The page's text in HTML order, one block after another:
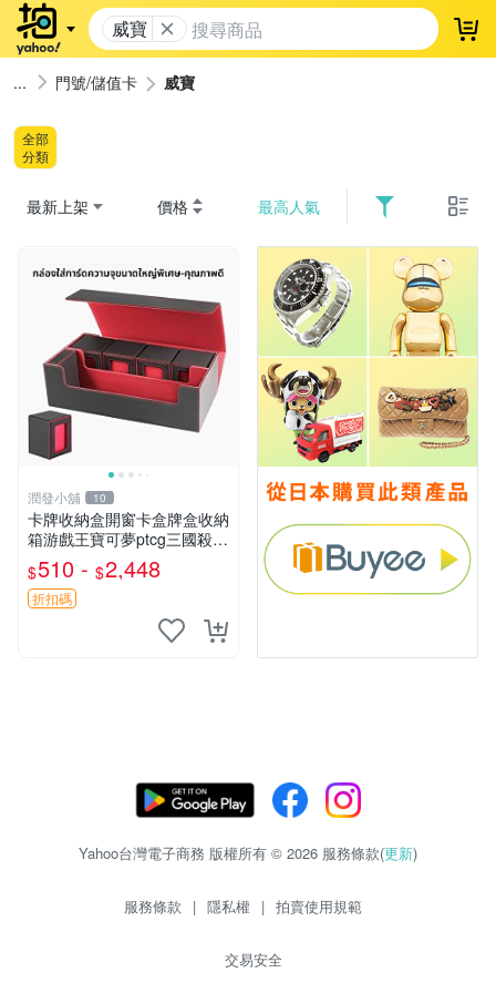
威寶 登
門號/儲值卡 威寶
全部
分類
最新上架 價格 最高人氣
潤發小舖 10
卡牌收納盒開窗卡盒牌盒收納
箱游戲王寶可夢ptcg三國殺海
賊王dtcg
$510 - $2,448
折扣碼
Yahoo台灣電子商務 版權所有 © 2026 服務條款(更新)
服務條款 | 隱私權 | 拍賣使用規範
交易安全